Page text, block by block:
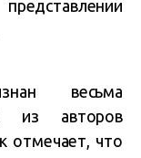
весьма
из авторов
отмечает, что